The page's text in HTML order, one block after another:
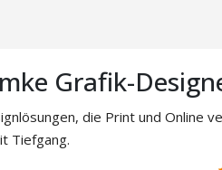
Grafik-
die Print und Online
Tiefgang.